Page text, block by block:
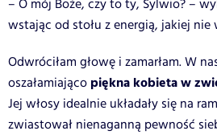
– O mój Boże, czy to ty, Sylwio? –
wstając od stołu z energią, jakiej nie
Odwróciłam głowę i zamarłam. W
oszałamiająco piękna kobieta w
Jej włosy idealnie układały się na
zwiastował nienaganną pewność